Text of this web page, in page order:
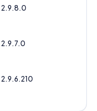
2.9.8.0
2.9.7.0
2.9.6.210